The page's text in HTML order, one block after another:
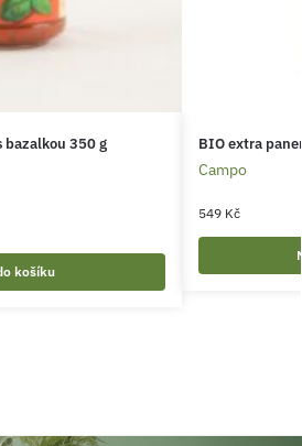
bazalkou 350 g
košíku
BIO extra
Campo
549 Kč